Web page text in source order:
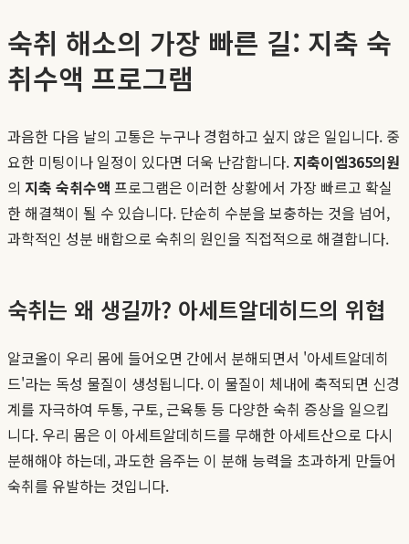
숙취 해소의 가장 빠른 길: 지축 숙
취수액 프로그램
과음한 다음 날의 고통은 누구나 경험하고 싶지 않은 일입니다. 중
요한 미팅이나 일정이 있다면 더욱 난감합니다. 지축이엠365의원
의 지축 숙취수액 프로그램은 이러한 상황에서 가장 빠르고 확실
한 해결책이 될 수 있습니다. 단순히 수분을 보충하는 것을 넘어,
과학적인 성분 배합으로 숙취의 원인을 직접적으로 해결합니다.
숙취는 왜 생길까? 아세트알데히드의 위협
알코올이 우리 몸에 들어오면 간에서 분해되면서 '아세트알데히
드'라는 독성 물질이 생성됩니다. 이 물질이 체내에 축적되면 신경
계를 자극하여 두통, 구토, 근육통 등 다양한 숙취 증상을 일으킵
니다. 우리 몸은 이 아세트알데히드를 무해한 아세트산으로 다시
분해해야 하는데, 과도한 음주는 이 분해 능력을 초과하게 만들어
숙취를 유발하는 것입니다.